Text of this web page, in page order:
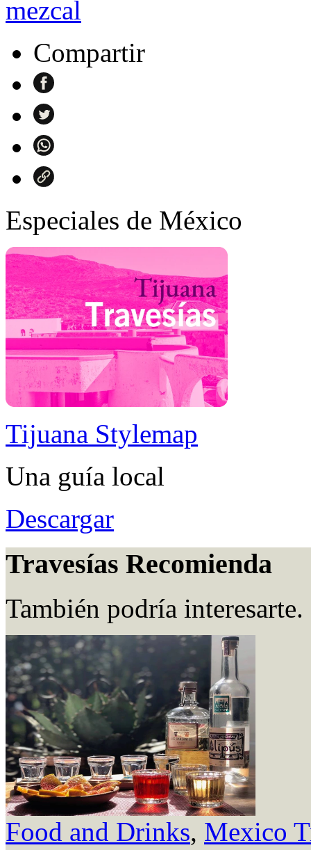
mezcal
Compartir
Especiales de México
Tijuana Stylemap
Una guía local
Descargar
Travesías Recomienda
También podría interesarte.
Food and Drinks, Mexico